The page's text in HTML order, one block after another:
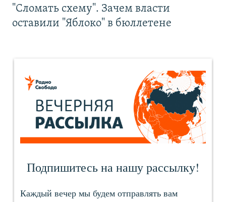
"Сломать схему". Зачем власти
оставили "Яблоко" в бюллетене